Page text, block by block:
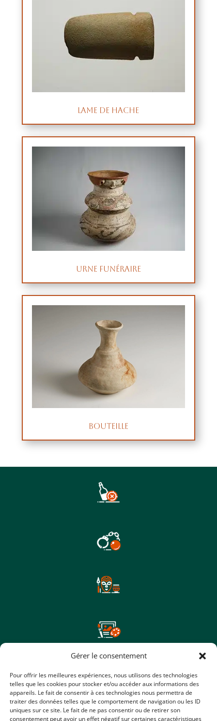
Gérer le consentement
Pour offrir les meilleures expériences, nous utilisons des technologies
telles que les cookies pour stocker et/ou accéder aux informations des
appareils. Le fait de consentir à ces technologies nous permettra de
traiter des données telles que le comportement de navigation ou les ID
uniques sur ce site. Le fait de ne pas consentir ou de retirer son
consentement peut avoir un effet négatif sur certaines caractéristiques
Lame de hache
Urne funéraire
Bouteille